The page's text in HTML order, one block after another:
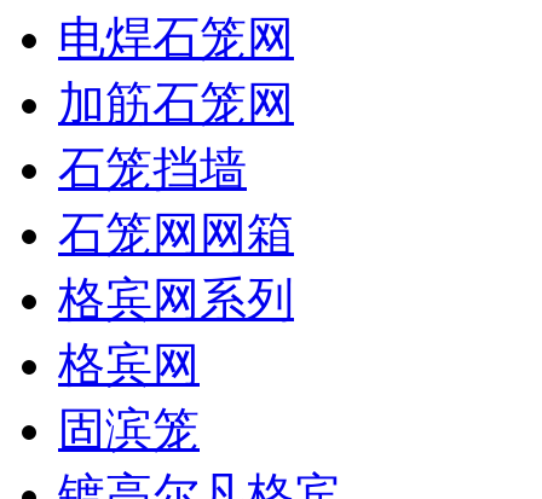
电焊石笼网
加筋石笼网
石笼挡墙
石笼网网箱
格宾网系列
格宾网
固滨笼